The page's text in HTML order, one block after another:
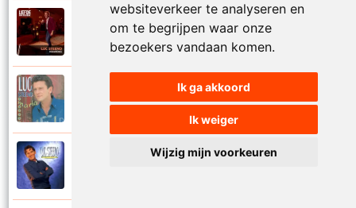
websiteverkeer te analyseren en
om te begrijpen waar onze
bezoekers vandaan komen.
Ik ga akkoord
Ik weiger
Wijzig mijn voorkeuren
Luc Steeno
Maandag